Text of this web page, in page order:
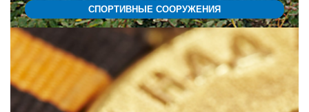
СПОРТИВНЫЕ СООРУЖЕНИЯ